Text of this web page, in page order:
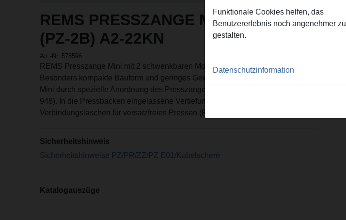
REMS PRESSZANGE MINI K/25
(PZ-2B) A2-22KN
Art.-Nr. 578596
REMS Presszange Mini mit 2 schwenkbaren Monoblock-Pressbacken.
Besonders kompakte Bauform und geringes Gewicht der REMS Presszangen
Mini durch spezielle Anordnung des Presszangenanschlusses (Patent EP 1 952
948). In die Pressbacken eingelassene Vertiefungen zur sicheren Führung der
Verbindungslaschen für versatzfreies Pressen (Patent EP 2 347 862).
Sicherheitshinweis
Sicherheitshinweise PZ/PR/ZZ/PZ E01/Kabelschere
Katalogauszüge
Funktionale Cookies helfen, das
Benutzererlebnis noch angenehmer zu
gestalten.
Datenschutzinformation